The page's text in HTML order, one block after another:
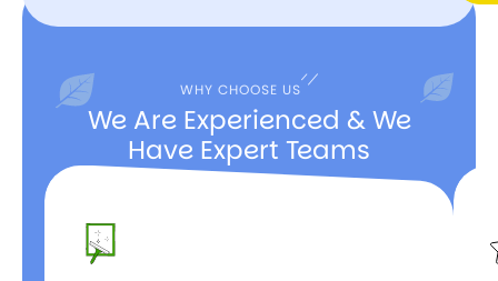
WHY CHOOSE US
We Are Experienced & We
Have Expert Teams